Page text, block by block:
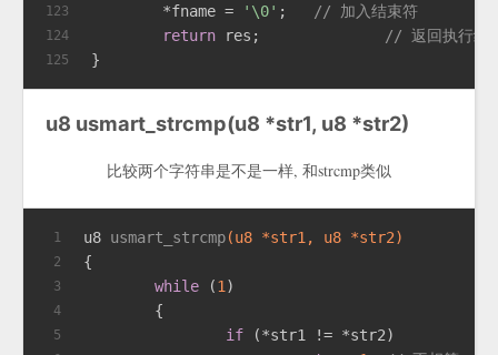
123
124
125
	*fname =
'\0'
// 加入结束符
return
// 返回执行结
}
u8 usmart_strcmp(u8 *str1, u8 *str2)
比较两个字符串是不是一样, 和strcmp类似
1
2
3
4
5
u8 usmart_strcmp(u8 *str1, u8 *str2)
{
while (1)
	{
if (*str1 != *str2)